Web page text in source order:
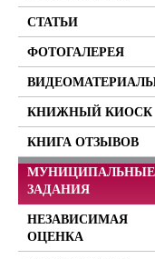
СТАТЬИ
ФОТОГАЛЕРЕЯ
КНИЖНЫЙ КИОСК
КНИГА ОТЗЫВОВ
МУНИЦИПАЛЬНЫЕ
ЗАДАНИЯ
НЕЗАВИСИМАЯ
ОЦЕНКА